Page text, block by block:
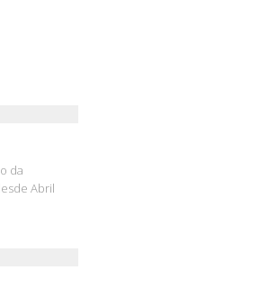
da
Abril